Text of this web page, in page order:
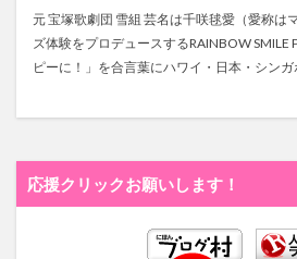
元 宝塚歌劇団 雪組 芸名は千咲毬愛（愛称は
ズ体験をプロデュースするRAINBOW SMILE
ピーに！」を合言葉にハワイ・日本・シン
応援クリックお願いします！